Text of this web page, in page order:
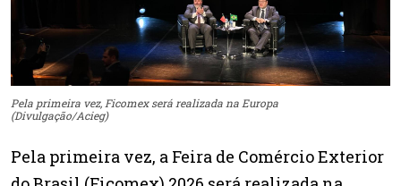
Pela primeira vez, Ficomex será realizada na Europa
(Divulgação/Acieg)
Pela primeira vez, a Feira de Comércio Exterior